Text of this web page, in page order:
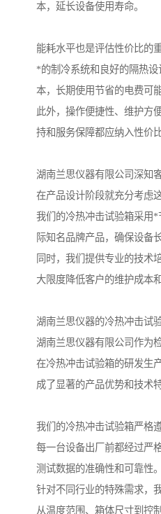
本，延长设备使用寿命。
能耗水平也是评估性价比的
*的制冷系统和良好的隔热
本，长期使用节省的电费可
此外，操作便捷性、维护方
持和服务保障都应纳入性价
湖南兰思仪器有限公司深知
在产品设计阶段就充分考虑
我们的冷热冲击试验箱采用
际知名品牌产品，确保设备
同时，我们提供专业的技术
大限度降低客户的维护成本
湖南兰思仪器的冷热冲击试
湖南兰思仪器有限公司作为
在冷热冲击试验箱的研发生
成了显著的产品优势和技术特
我们的冷热冲击试验箱严格
每一台设备出厂前都经过严
测试数据的准确性和可靠性。
针对不同行业的特殊需求，
从温度范围、箱体尺寸到控